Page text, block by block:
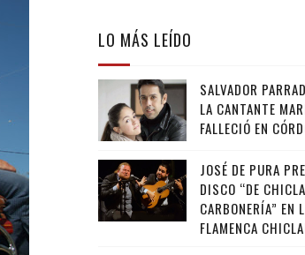
LO MÁS LEÍDO
SALVADOR
LA CANTANTE
FALLECIÓ EN
JOSÉ DE PURA
DISCO “DE
CARBONERÍA” EN
FLAMENCA